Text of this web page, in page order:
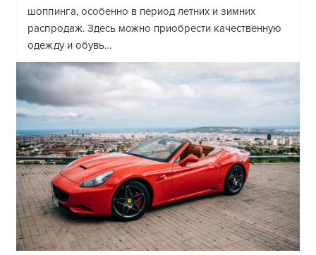
шоппинга, особенно в период летних и зимних
распродаж. Здесь можно приобрести качественную
одежду и обувь…